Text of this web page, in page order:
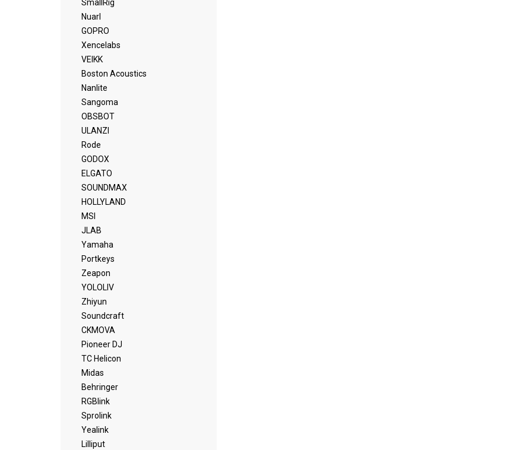
SmallRig
Nuarl
GOPRO
Xencelabs
VEIKK
Boston Acoustics
Nanlite
Sangoma
OBSBOT
ULANZI
Rode
GODOX
ELGATO
SOUNDMAX
HOLLYLAND
MSI
JLAB
Yamaha
Portkeys
Zeapon
YOLOLIV
Zhiyun
Soundcraft
CKMOVA
Pioneer DJ
TC Helicon
Midas
Behringer
RGBlink
Sprolink
Yealink
Lilliput